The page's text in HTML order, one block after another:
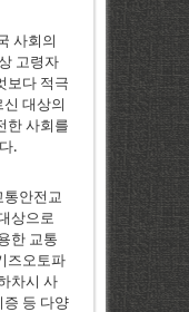
사회의
고령자
보다 적극
신 대상의
한 사회를
.
안전교
상으로
한 교통
즈오토파
차시 사
증 등 다양